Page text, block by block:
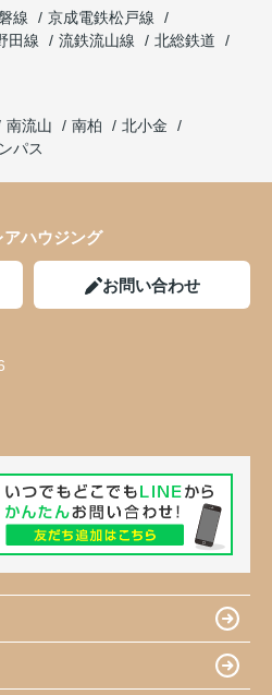
線
京成電鉄松戸線
田線 流鉄流山線
北総鉄道
南流山 南柏
北小金
パス
アハウジング
お問い合わせ